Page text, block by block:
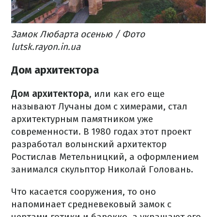
Замок Любарта осенью / Фото
lutsk.rayon.in.ua
Дом архитектора
Дом архитектора, или как его еще
называют Лучаны дом с химерами, стал
архитектурным памятником уже
современности. В 1980 годах этот проект
разработал волынский архитектор
Ростислав Метельницкий, а оформлением
занимался скульптор Николай Головань.
Что касается сооружения, то оно
напоминает средневековый замок с